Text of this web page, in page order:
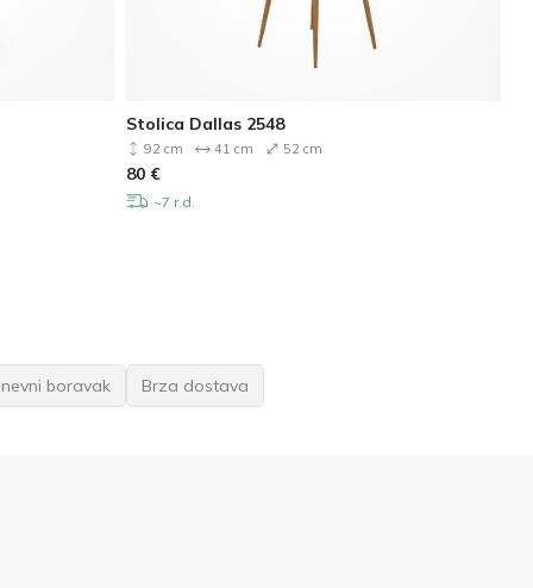
Stolica Dallas 2548
92 cm 41 cm 52 cm
80 €
~7 r.d.
boravak Brza dostava